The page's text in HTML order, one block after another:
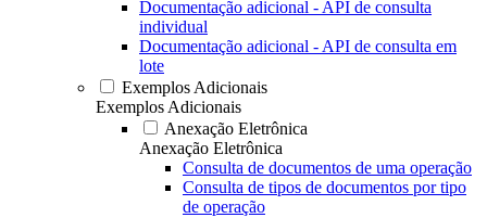
Documentação adicional - API de consulta
individual
Documentação adicional - API de consulta em
lote
Exemplos Adicionais
Exemplos Adicionais
Anexação Eletrônica
Anexação Eletrônica
Consulta de documentos de uma operação
Consulta de tipos de documentos por tipo
de operação